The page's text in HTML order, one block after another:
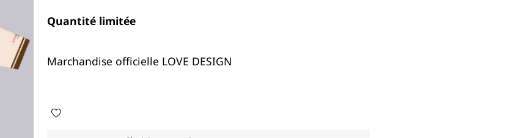
Quantité limitée
Marchandise officielle LOVE DESIGN